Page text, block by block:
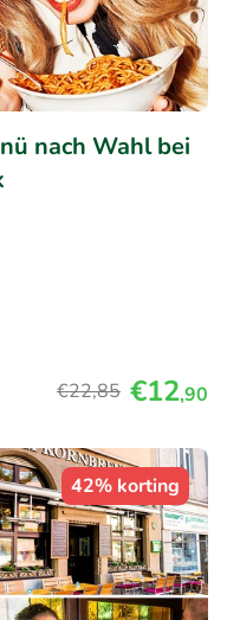
nach Wahl bei
€22,85 €12,90
42% korting